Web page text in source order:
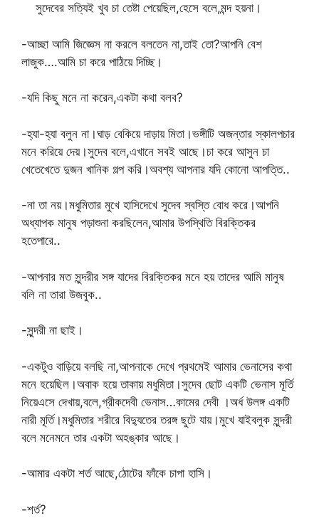
সুদেবের সত্যিই খুব চা তেষ্টা পেয়েছিল,হেসে বলে,মন্দ হয়না।
-আচ্ছা আমি জিজ্ঞেস না করলে বলতেন না,তাই তো?আপনি বেশ
লাজুক….আমি চা করে পাঠিয়ে দিচ্ছি।
-যদি কিছু মনে না করেন,একটা কথা বলব?
-হ্যা-হ্যা বলুন না।ঘাড় বেকিয়ে দাড়ায় মিতা।ভঙ্গীটি অজন্তার স্কালপচার
মনে করিয়ে দেয়।সুদেব বলে,এখানে সবই আছে।চা করে আসুন চা
খেতেখেতে দুজন খানিক গল্প করি।অবশ্য আপনার যদি কোনো আপত্তি..
-না তা নয়।মধুমিতার মুখে হাসিদেখে সুদেব স্বস্তি বোধ করে।আপনি
অধ্যাপক মানুষ পড়াশুনা করছিলেন,আমার উপস্থিতি বিরক্তিকর
হতেপারে..
-আপনার মত সুন্দরীর সঙ্গ যাদের বিরক্তিকর মনে হয় তাদের আমি মানুষ
বলি না তারা উজবুক..
-সুন্দরী না ছাই।
-একটুও বাড়িয়ে বলছি না,আপনাকে দেখে প্রথমেই আমার ভেনাসের কথা
মনে হয়েছিল।অবাক হয়ে তাকায় মধুমিতা।সুদেব ছোট একটি ভেনাস মূর্তি
নিয়েএসে দেখায়,বলে,গ্রীকদেবী ভেনাস…কামের দেবী ।অর্ধ উলঙ্গ একটি
নারী মূর্তি।মধুমিতার শরীরে বিদ্যুতের তরঙ্গ ছুটে যায়।মুখে যাইবলুক সুন্দরী
বলে মনেমনে তার একটা অহঙ্কার আছে।
-আমার একটা শর্ত আছে,ঠোটের ফাঁকে চাপা হাসি।
-শর্ত?